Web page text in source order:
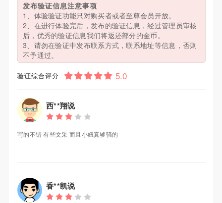
发布验证信息注意事项
1、体验验证功能只对购买者或者至尊会员开放。
2、在进行体验完后，发布的验证信息，经过管理员审核
后，优秀的验证信息我们将返还部分的金币。
3、请勿在验证中发布联系方式，联系地址等信息，否则
不予通过。
验证综合评分
西**翔说
写的不错 有些文采 而且小妞真够骚的
香**凯说